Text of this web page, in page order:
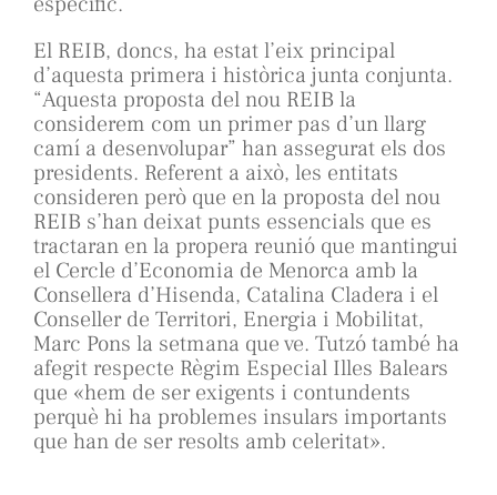
El REIB, doncs, ha estat l’eix principal
d’aquesta primera i històrica junta conjunta.
“Aquesta proposta del nou REIB la
considerem com un primer pas d’un llarg
camí a desenvolupar” han assegurat els dos
presidents. Referent a això, les entitats
consideren però que en la proposta del nou
REIB s’han deixat punts essencials que es
tractaran en la propera reunió que mantingui
el Cercle d’Economia de Menorca amb la
Consellera d’Hisenda, Catalina Cladera i el
Conseller de Territori, Energia i Mobilitat,
Marc Pons la setmana que ve. Tutzó també ha
afegit respecte Règim Especial Illes Balears
que «hem de ser exigents i contundents
perquè hi ha problemes insulars importants
que han de ser resolts amb celeritat».